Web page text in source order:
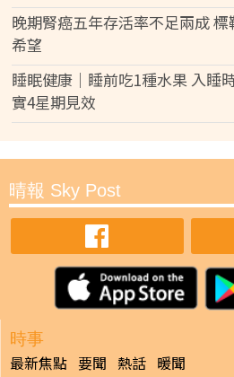
晚期腎癌五年存活率不足兩成
希望
睡眠健康｜睡前吃1種水果 入睡
實4星期見效
晴報 Sky Post
時事
最新焦點 要聞 熱話 暖聞